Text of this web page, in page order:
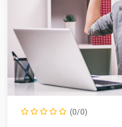
(0/0)